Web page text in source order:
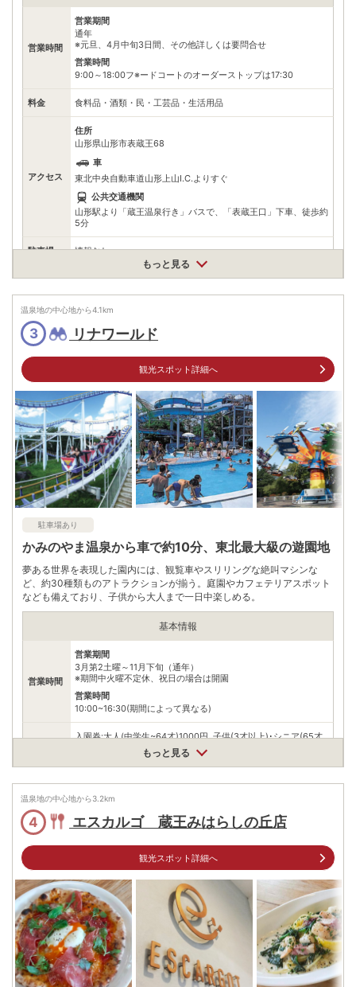
※ 料金情報は税込・税抜表記が混ざっております。正しい金額はご利用前にご
自身でお問合せください。
営業時間
営業期間
通年
※元旦、4月中旬3日間、その他詳しくは要問合せ
営業時間
9:00～18:00フ※ードコートのオーダーストップは17:30
料金 食料品・酒類・民・工芸品・生活用品
アクセス
住所
山形県山形市表蔵王68
車
東北中央自動車道山形上山I.C.よりすぐ
公共交通機関
山形駅より「蔵王温泉行き」バスで、「表蔵王口」下車、徒歩約
5分
駐車場 情報なし
電話番号 0236885500
※ 掲載情報は変更になる場合があります。最新の内容はご利用前にご自身でお
問合せください。
※ 料金情報は税込・税抜表記が混ざっております。正しい金額はご利用前にご
自身でお問合せください。
もっと見る
温泉地の中心地から4.1km
3 リナワールド
観光スポット詳細へ
駐車場あり
かみのやま温泉から車で約10分、東北最大級の遊園地
夢ある世界を表現した園内には、観覧車やスリリングな絶叫マシンな
ど、約30種類ものアトラクションが揃う。庭園やカフェテリアスポット
なども備えており、子供から大人まで一日中楽しめる。
基本情報
営業時間
営業期間
3月第2土曜～11月下旬（通年）
※期間中火曜不定休、祝日の場合は開園
営業時間
10:00~16:30(期間によって異なる)
入園券:大人(中学生~64才)1000円､子供(3才以上)･シニア(65才
※15名以上団体割引あり
アクセス
住所
山形県上山市金瓶水上108-1
車
公共交通機関
JR山形新幹線かみのやま温泉駅からバスで約10分｢リナワールド
前｣バス停下車すぐ
駐車場 無料（1000台）
電話番号 0236721614
※ 掲載情報は変更になる場合があります。最新の内容はご利用前にご自身でお
問合せください。
もっと見る
温泉地の中心地から3.2km
4 エスカルゴ 蔵王みはらしの丘店
観光スポット詳細へ